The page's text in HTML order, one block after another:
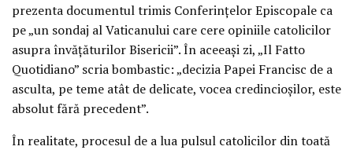
prezenta documentul trimis Conferinţelor Episcopale ca
pe „un sondaj al Vaticanului care cere opiniile catolicilor
asupra învăţăturilor Bisericii”. În aceeaşi zi, „Il Fatto
Quotidiano” scria bombastic: „decizia Papei Francisc de a
asculta, pe teme atât de delicate, vocea credincioşilor, este
absolut fără precedent”.
În realitate, procesul de a lua pulsul catolicilor din toată